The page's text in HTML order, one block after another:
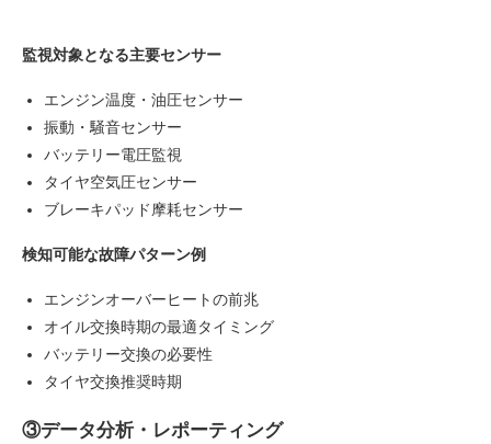
監視対象となる主要センサー
エンジン温度・油圧センサー
振動・騒音センサー
バッテリー電圧監視
タイヤ空気圧センサー
ブレーキパッド摩耗センサー
検知可能な故障パターン例
エンジンオーバーヒートの前兆
オイル交換時期の最適タイミング
バッテリー交換の必要性
タイヤ交換推奨時期
③データ分析・レポーティング